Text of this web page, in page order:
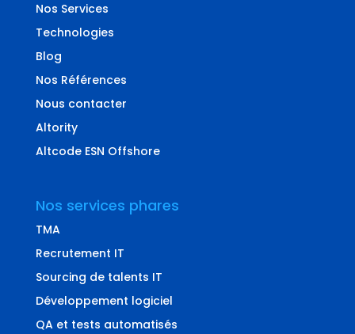
Nos Services
Technologies
Blog
Nos Références
Nous contacter
Altority
Altcode ESN Offshore
Nos services phares
TMA
Recrutement IT
Sourcing de talents IT
Développement logiciel
QA et tests automatisés